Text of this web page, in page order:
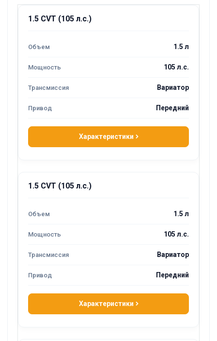
1.5 CVT (105 л.с.)
1.5 л
105 л.с.
Вариатор
Передний
Характеристики
1.5 CVT (105 л.с.)
1.5 л
105 л.с.
Вариатор
Передний
Характеристики